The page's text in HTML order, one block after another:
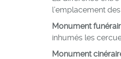
l’emplacement
Monument
inhumés les
Monument